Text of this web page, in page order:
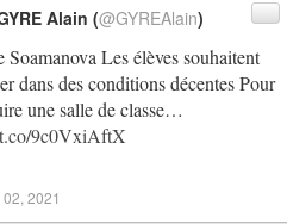
Soamanova Les élèves souhaitent
dans des conditions décentes Pour
une salle de classe…
9c0VxiAftX
Alain (@GYREAlain)
2021